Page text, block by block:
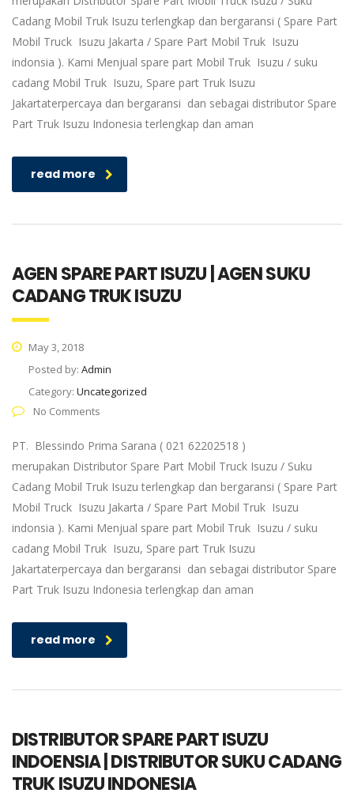
Cadang Mobil Truk Isuzu terlengkap dan bergaransi ( Spare Part
Mobil Truck Isuzu Jakarta / Spare Part Mobil Truk Isuzu
indonsia ). Kami Menjual spare part Mobil Truk Isuzu / suku
cadang Mobil Truk Isuzu, Spare part Truk Isuzu
Jakartaterpercaya dan bergaransi dan sebagai distributor Spare
Part Truk Isuzu Indonesia terlengkap dan aman
read more
AGEN SPARE PART ISUZU | AGEN SUKU
CADANG TRUK ISUZU
May 3, 2018
Posted by: Admin
Category: Uncategorized
No Comments
PT. Blessindo Prima Sarana ( 021 62202518 )
merupakan Distributor Spare Part Mobil Truck Isuzu / Suku
Cadang Mobil Truk Isuzu terlengkap dan bergaransi ( Spare Part
Mobil Truck Isuzu Jakarta / Spare Part Mobil Truk Isuzu
indonsia ). Kami Menjual spare part Mobil Truk Isuzu / suku
cadang Mobil Truk Isuzu, Spare part Truk Isuzu
Jakartaterpercaya dan bergaransi dan sebagai distributor Spare
Part Truk Isuzu Indonesia terlengkap dan aman
read more
DISTRIBUTOR SPARE PART ISUZU
INDOENSIA | DISTRIBUTOR SUKU CADANG
TRUK ISUZU INDONESIA